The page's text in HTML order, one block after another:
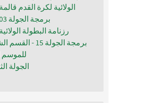
الولائية لكرة القدم قالمة
برمجة الجولة 03 فئة أقل من 11 سنة
رزنامة البطولة الولائية
برمجة الجولة
للموسم
الجولة